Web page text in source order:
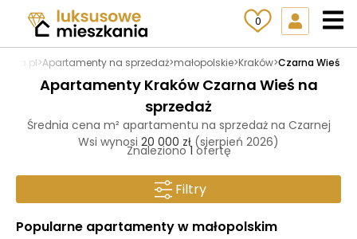
0
>Apartamenty na sprzedaż>małopolskie>Kraków>Czarna Wieś
Apartamenty Kraków Czarna Wieś na
sprzedaż
Średnia cena m² apartamentu na sprzedaż na Czarnej
Wsi wynosi 20 000 zł (sierpień 2026)
Znaleziono1 ofertę
Filtry
Popularne apartamenty w małopolskim